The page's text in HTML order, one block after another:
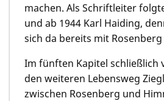
machen. Als Schriftleiter
und ab 1944 Karl Haiding,
sich da bereits mit
Im fünften Kapitel schließlich
den weiteren Lebensweg
zwischen Rosenberg und